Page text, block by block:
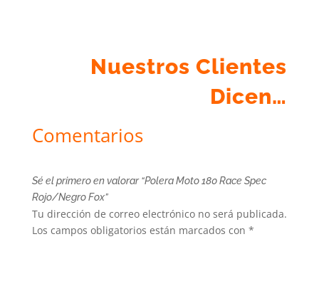
Nuestros Clientes
Dicen…
Comentarios
Sé el primero en valorar “Polera Moto 180 Race Spec
Rojo/Negro Fox”
Tu dirección de correo electrónico no será publicada.
Los campos obligatorios están marcados con *